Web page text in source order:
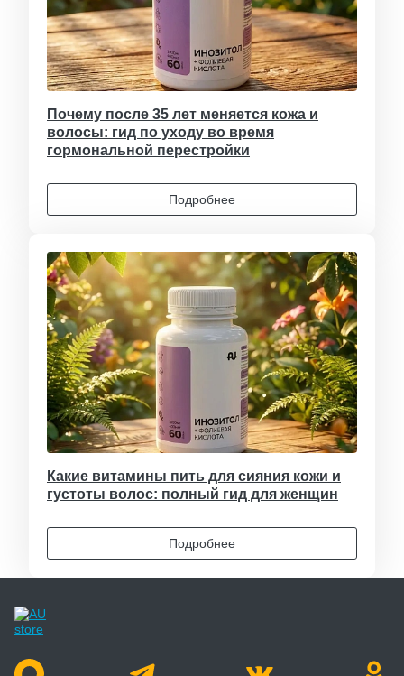
Почему после 35 лет меняется кожа и
волосы: гид по уходу во время
гормональной перестройки
Подробнее
Какие витамины пить для сияния кожи и
густоты волос: полный гид для женщин
Подробнее